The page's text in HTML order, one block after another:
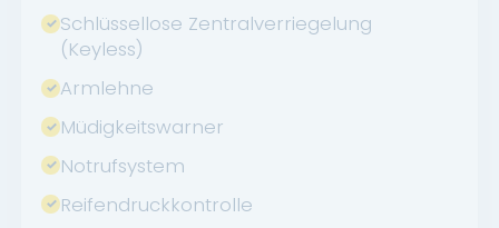
Schlüssellose Zentralverriegelung
(Keyless)
Armlehne
Müdigkeitswarner
Notrufsystem
Reifendruckkontrolle